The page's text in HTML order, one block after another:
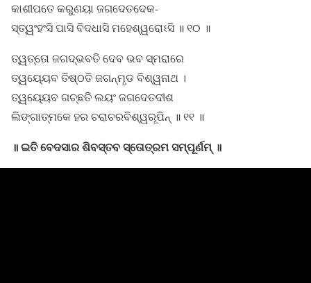
କାଶୀପତେ କରୁଣୟା ଜଗଦେତଦେକ-
ସ୍ତ୍ୱଂହଂସି ପାସି ବିଦଧାସି ମହେଶ୍ୱରୋଽସି ॥ ୧୦ ॥
ତ୍ୱତ୍ତୋ ଜଗଦ୍ଭବତି ଦେବ ଭବ ସ୍ମରାରେ
ତ୍ୱୟ୍ୟେବ ତିଷ୍ଠତି ଜଗନ୍ମୃଡ ବିଶ୍ୱନାଥ ।
ତ୍ୱୟ୍ୟେବ ଗଚ୍ଛତି ଲୟଂ ଜଗଦେତଦୀଶ
ଲିଙ୍ଗାତ୍ମକେ ହର ଚରାଚରବିଶ୍ୱରୂପିନ୍ ॥ ୧୧ ॥
॥ ଇତି ବେଦସାର ଶିବସ୍ତବ ସ୍ତୋତ୍ରମ ସମ୍ପୂର୍ଣମ୍ ॥